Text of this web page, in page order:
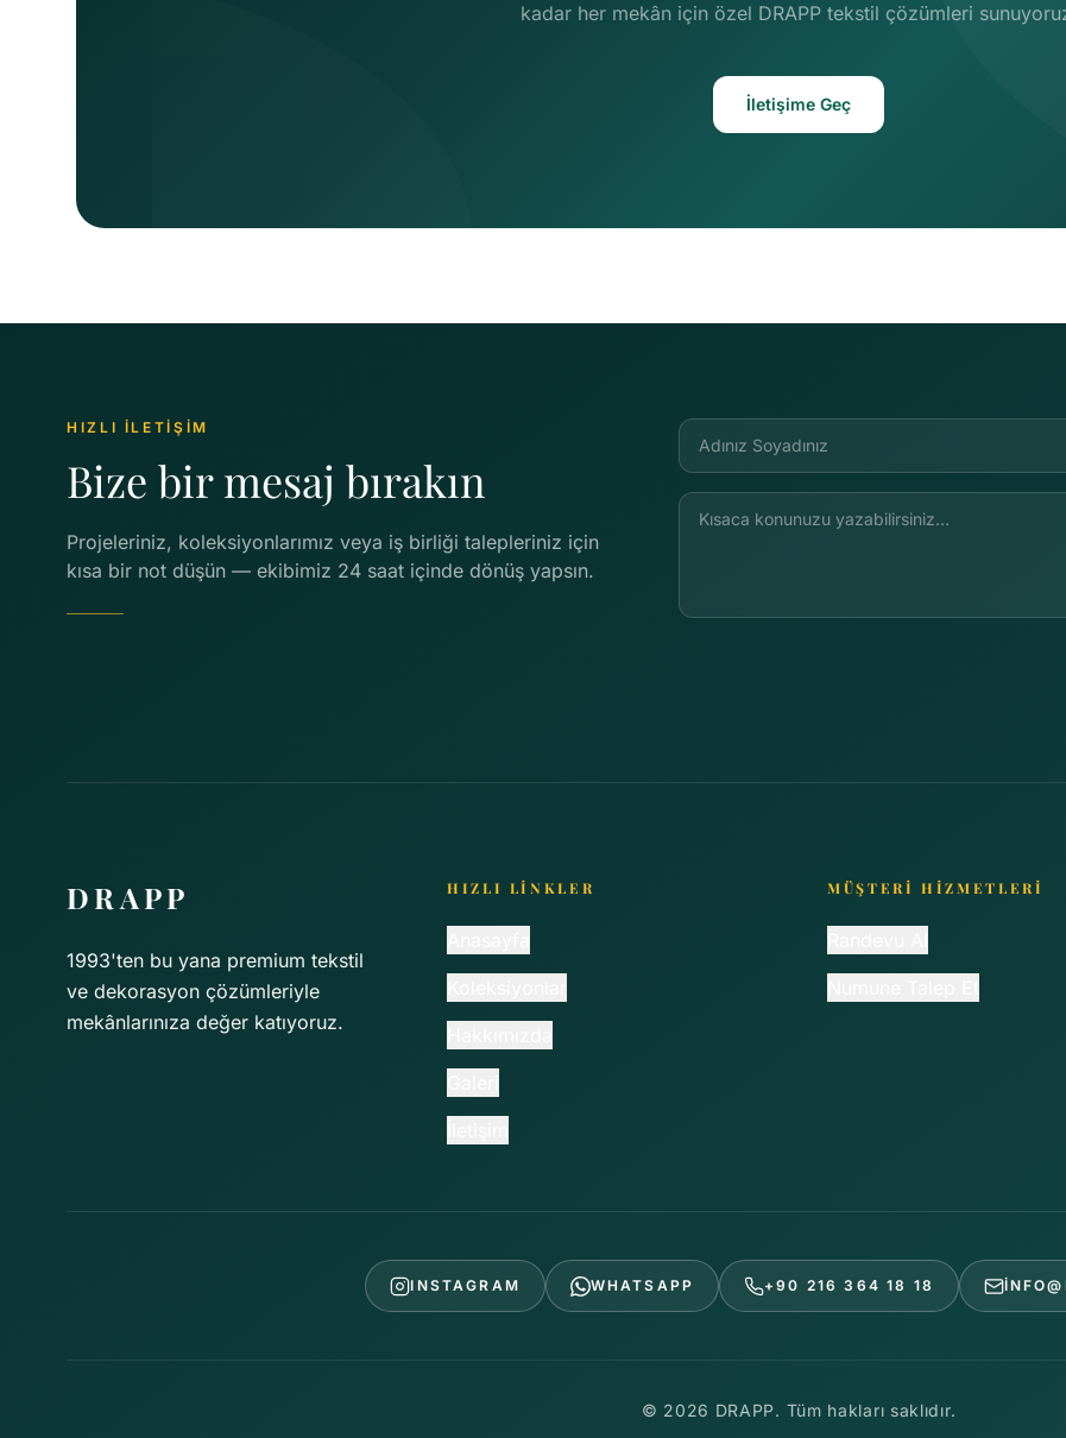
kadar her mekân için özel DRAPP tekstil çözümleri
İletişime Geç
HIZLI İLETİŞİM
Bize bir mesaj bırakın
Projeleriniz, koleksiyonlarımız veya iş birliği talepleriniz için
kısa bir not düşün — ekibimiz 24 saat içinde dönüş yapsın.
DRAPP
1993'ten bu yana premium tekstil
ve dekorasyon çözümleriyle
mekânlarınıza değer katıyoruz.
HIZLI LİNKLER MÜŞTERİ HİZMETLERİ
INSTAGRAM WHATSAPP +90 216 364 18 18
© 2026 DRAPP. Tüm hakları saklıdır.